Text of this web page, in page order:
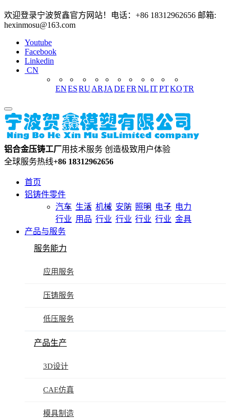
欢迎登录宁波贺鑫官方网站！电话：+86 18312962656 邮箱:
hexinmosu@163.com
Youtube
Facebook
Linkedin
CN
ENESRUARJA DEFR NLITPTKOTR
铝合金压铸工厂用技术服务 创造极致用户体验
全球服务热线+86 18312962656
首页
铝铸件零件
汽车
行业
生活
用品
机械
行业
安防
行业
照明
行业
电子
行业
电力
金具
产品与服务
服务能力
应用服务
压铸服务
低压服务
产品生产
3D设计
CAE仿真
模具制造